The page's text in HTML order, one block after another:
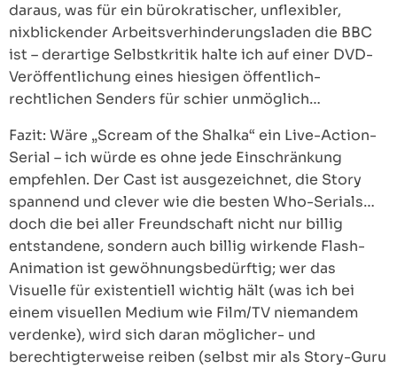
daraus, was für ein bürokratischer, unflexibler,
nixblickender Arbeitsverhinderungsladen die BBC
ist – derartige Selbstkritik halte ich auf einer DVD-
Veröffentlichung eines hiesigen öffentlich-
rechtlichen Senders für schier unmöglich…
Fazit: Wäre „Scream of the Shalka“ ein Live-Action-
Serial – ich würde es ohne jede Einschränkung
empfehlen. Der Cast ist ausgezeichnet, die Story
spannend und clever wie die besten Who-Serials…
doch die bei aller Freundschaft nicht nur billig
entstandene, sondern auch billig wirkende Flash-
Animation ist gewöhnungsbedürftig; wer das
Visuelle für existentiell wichtig hält (was ich bei
einem visuellen Medium wie Film/TV niemandem
verdenke), wird sich daran möglicher- und
berechtigterweise reiben (selbst mir als Story-Guru